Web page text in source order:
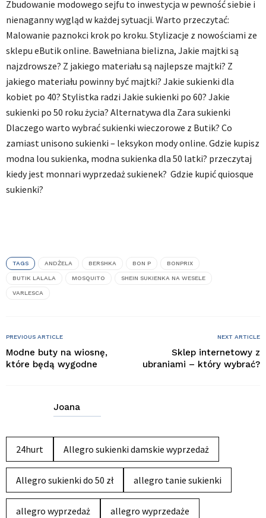
Zbudowanie modowego sejfu to inwestycja w pewność siebie i
nienaganny wygląd w każdej sytuacji. Warto przeczytać:
Malowanie paznokci krok po kroku. Stylizacje z nowościami ze
sklepu eButik online. Bawełniana bielizna, Jakie majtki są
najzdrowsze? Z jakiego materiału są najlepsze majtki? Z
jakiego materiału powinny być majtki? Jakie sukienki dla
kobiet po 40? Stylistka radzi Jakie sukienki po 60? Jakie
sukienki po 50 roku życia? Alternatywa dla Zara sukienki
Dlaczego warto wybrać sukienki wieczorowe z Butik? Co
zamiast unisono sukienki – leksykon mody online. Gdzie kupisz
modna lou sukienka, modna sukienka dla 50 latki? przeczytaj
kiedy jest monnari wyprzedaż sukienek? Gdzie kupić quiosque
sukienki?
TAGS ANDŻELA BERSHKA BON P BONPRIX
BUTIK LALALA MOSQUITO SHEIN SUKIENKA NA WESELE
VARLESCA
PREVIOUS ARTICLE
Modne buty na wiosnę,
które będą wygodne
NEXT ARTICLE
Sklep internetowy z
ubraniami – który wybrać?
Joana
24hurt Allegro sukienki damskie wyprzedaż
Allegro sukienki do 50 zł allegro tanie sukienki
allegro wyprzedaż allegro wyprzedaże